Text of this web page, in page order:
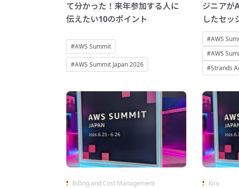
て分かった！来年参加する人に
伝えたい10のポイント
#AWS Summit
#AWS Summit Japan 2026
ジニアが
したセッ
#AWS
#AWS
#Strands
Billing and Cost Management Kiro